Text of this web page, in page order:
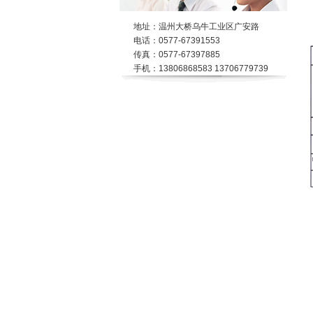
地址：温州大桥乌牛工业区广安路
电话：0577-67391553
传真：0577-67397885
手机：13806868583 13706779739